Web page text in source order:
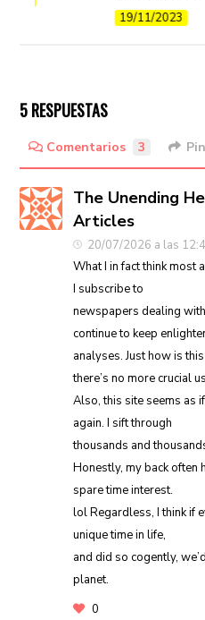
19/11/2023
5 RESPUESTAS
Comentarios 3
The Unending
Articles
20/07/2026 a las
What I in fact think most
I subscribe to
newspapers dealing
continue to keep
analyses. Just how is
there’s no more crucial
Also, this site seems as
again. I sift through
thousands and
Honestly, my back often
spare time interest.
lol Regardless, I think if
unique time in life,
and did so cogently,
planet.
0